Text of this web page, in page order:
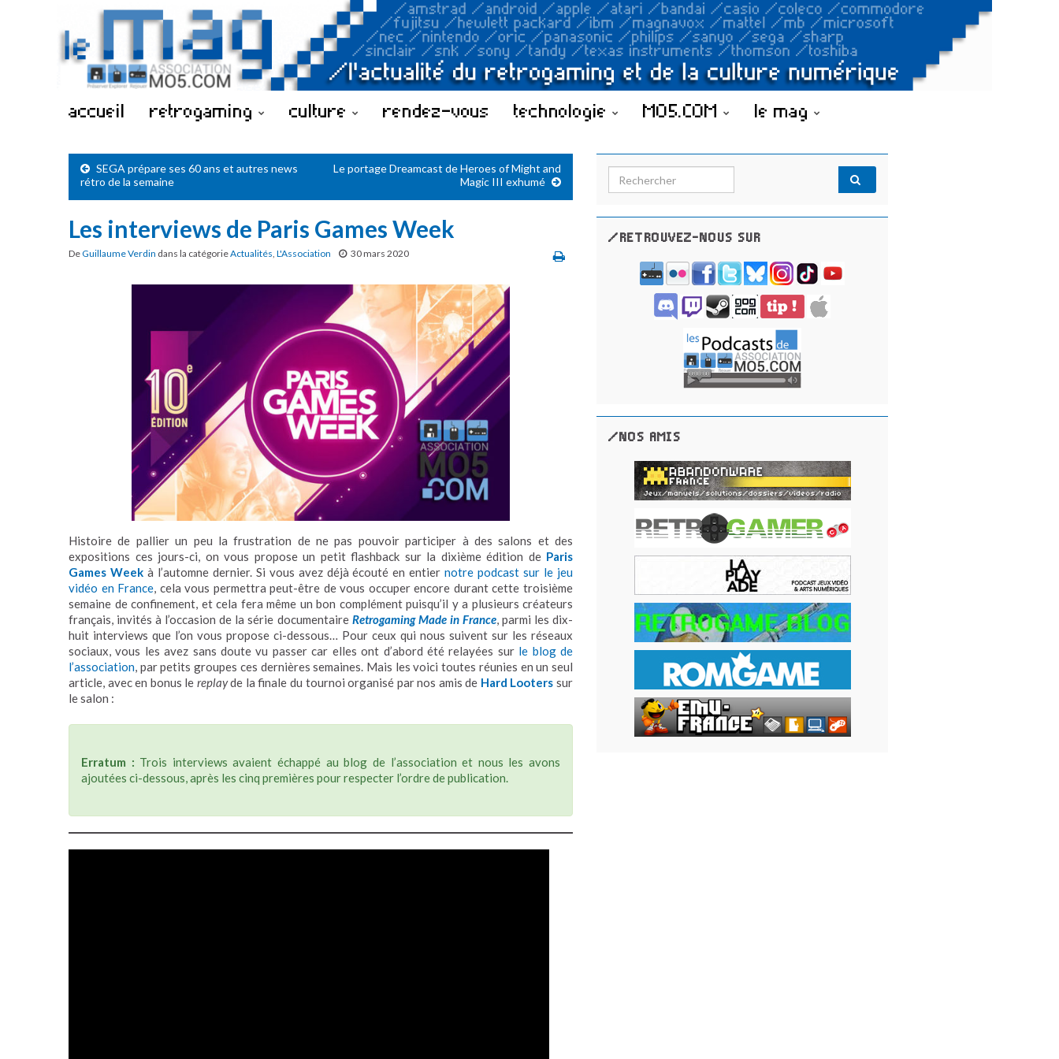
accueil retrogaming culture rendez-vous technologie MO5.COM le mag
SEGA prépare ses 60 ans et autres news
rétro de la semaine
Le portage Dreamcast de Heroes of Might and
Magic III exhumé
Les interviews de Paris Games Week
DeGuillaume Verdin dans la catégorieActualités, L'Association 30 mars 2020
Histoire de pallier un peu la frustration de ne pas pouvoir participer à des salons et des
expositions ces jours-ci, on vous propose un petit flashback sur la dixième édition de Paris
Games Weekà l’automne dernier. Si vous avez déjà écouté en entiernotre podcast sur le jeu
vidéo en France, cela vous permettra peut-être de vous occuper encore durant cette troisième
semaine de confinement, et cela fera même un bon complément puisqu’il y a plusieurs créateurs
français, invités à l’occasion de la série documentaire Retrogaming Made in France, parmi les dix-
huit interviews que l’on vous propose ci-dessous… Pour ceux qui nous suivent sur les réseaux
sociaux, vous les avez sans doute vu passer car elles ont d’abord été relayées sur le blog de
l’association, par petits groupes ces dernières semaines. Mais les voici toutes réunies en un seul
article, avec en bonus le replayde la finale du tournoi organisé par nos amis de Hard Looters sur
le salon :
Erratum : Trois interviews avaient échappé au blog de l’association et nous les avons
ajoutées ci-dessous, après les cinq premières pour respecter l’ordre de publication.
Search for:
/RETROUVEZ-NOUS SUR
/NOS AMIS